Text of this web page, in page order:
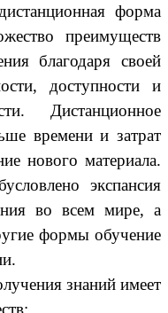
форма
преимуществ
благодаря своей
доступности и
Дистанционное
времени и затрат
нового материала.
экспансия
во всем мире, а
формы обучение
знаний имеет